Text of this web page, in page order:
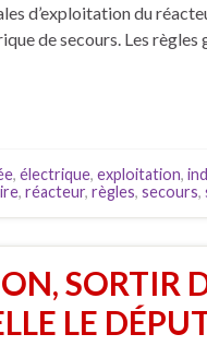
d’exploitation du
de secours. Les règles
, électrique, exploitation,
, réacteur, règles, secours,
SORTIR
LE